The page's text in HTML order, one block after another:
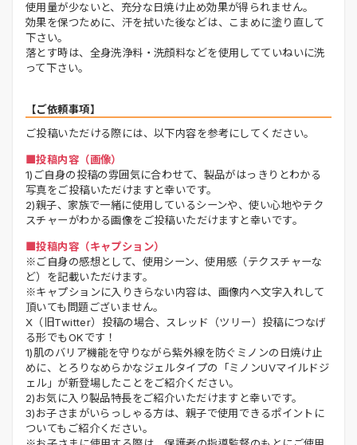
使用量が少ないと、充分な日焼け止め効果が得られません。
効果を保つために、汗を拭いた後などは、こまめに塗り直して
下さい。
落とす時は、全身洗浄料・洗顔料などを使用してていねいに洗
って下さい。
【ご依頼事項】
ご投稿いただける際には、以下内容を参考にしてください。
■投稿内容（画像）
1)ご自身の投稿の雰囲気に合わせて、製品がはっきりとわかる
写真をご投稿いただけますと幸いです。
2)親子、家族で一緒に使用しているシーンや、使い心地やテク
スチャーがわかる画像をご投稿いただけますと幸いです。
■投稿内容（キャプション）
※ご自身の感想として、使用シーン、使用感（テクスチャーな
ど）を記載いただけます。
※キャプションに入りきらない内容は、画像内へ文字入れして
頂いても問題ございません。
X（旧Twitter）投稿の場合、スレッド（ツリー）投稿につなげ
る形でもOKです！
1)肌のバリア機能を守りながら紫外線を防ぐミノンの日焼け止
めに、とろりなめらかなジェルタイプの「ミノンUVマイルドジ
ェル」が新登場したことをご紹介ください。
2)お気に入り製品特長をご紹介いただけますと幸いです。
3)お子さまがいらっしゃる方は、親子で使用できるポイントに
ついてもご紹介ください。